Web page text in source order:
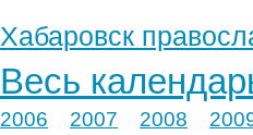
Хабаровск
Весь
2006 2007 2008